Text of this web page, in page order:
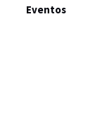
Eventos